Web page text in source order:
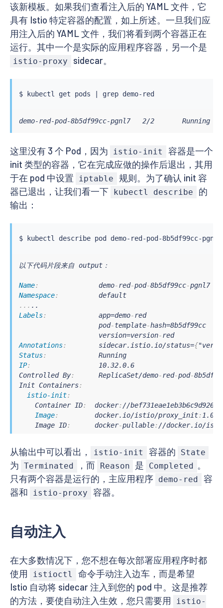
该新模板。如果我们查看注入后的 YAML 文件，它
具有 Istio 特定容器的配置，如上所述。一旦我们应
用注入后的 YAML 文件，我们将看到两个容器正在
运行。其中一个是实际的应用程序容器，另一个是
istio-proxy sidecar。
$ kubectl get pods grep
demo-red-pod-8b5df99cc-pgnl7   2/2
这里没有 3 个 Pod，因为 istio-init
容器是一个
init 类型的容器，它在完成应做的操作后退出，其用
于在 pod 中设置
iptable
规则。为了确认 init 容
器已退出，让我们看一下 kubectl describe
的
输出：
$ kubectl
以下代码片段来自 output：
Name:
               demo
-red-pod-8b5df99cc-
pgnl7
Namespace:
          default
...
Labels:
             app=demo
-red
                    pod
-template-hash=8b5df99cc
                    version=version
-
red
Annotations:
        sidecar.istio.io/status=
{
Status:
             Running
IP:
                 10.32.0.6
Controlled By:
      ReplicaSet/demo
-red-pod-
Init Containers:
istio-init:
    Container ID
:
  docker
://
Image:
         docker.io/istio/proxy_init
:1.0.2
    Image ID
:
      docker
-pullable://docker.io/
Reason:
       Completed
.....
Ready :
True
Containers:
demo-red:
    Image ID
State:
          Running
Ready:
True
istio-proxy
    Container ID
:
  docker
://
Image:
         docker.io/istio/proxyv2
:1.0.2
    Image ID
:
      docker
pullable://docker.io/istio/
Args:
从输出中可以看出， istio-init 容器的 State
为 Terminated ，而 Reason 是 Completed 。
只有两个容器是运行的，主应用程序 demo-red
容
器和
istio-proxy 容器。
自动注入
在大多数情况下，您不想在每次部署应用程序时都
使用
istioctl
命令手动注入边车，而是希望
Istio 自动将 sidecar 注入到您的 pod 中。这是推荐
的方法，要使自动注入生效，您只需要用
istio-